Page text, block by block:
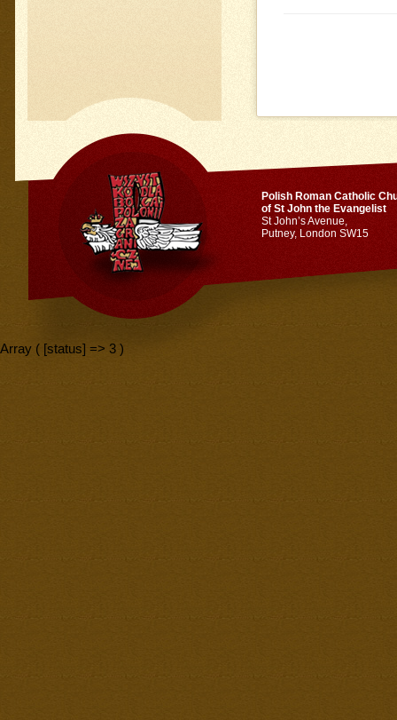
Polish Roman Catholic
of St John the Evangelist
St John’s Avenue,
Putney, London SW15
Array ( [status] => 3 )